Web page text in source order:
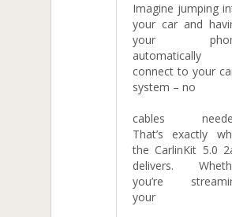
Imagine jumping
your car and
your
automatically
connect to your
system – no
cables
That’s exactly
the CarlinKit 5.0
delivers.
you’re
your